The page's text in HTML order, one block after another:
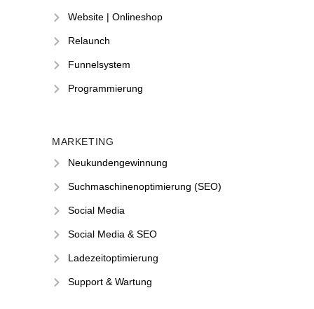
Website | Onlineshop
Relaunch
Funnelsystem
Programmierung
MARKETING
Neukundengewinnung
Suchmaschinenoptimierung (SEO)
Social Media
Social Media & SEO
Ladezeitoptimierung
Support & Wartung